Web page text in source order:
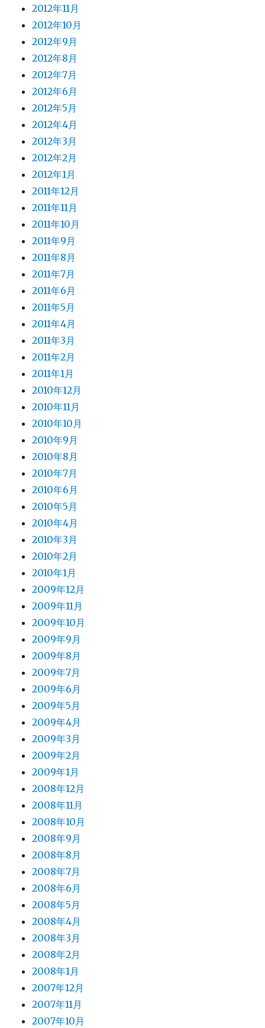
2012年11月
2012年10月
2012年9月
2012年8月
2012年7月
2012年6月
2012年5月
2012年4月
2012年3月
2012年2月
2012年1月
2011年12月
2011年11月
2011年10月
2011年9月
2011年8月
2011年7月
2011年6月
2011年5月
2011年4月
2011年3月
2011年2月
2011年1月
2010年12月
2010年11月
2010年10月
2010年9月
2010年8月
2010年7月
2010年6月
2010年5月
2010年4月
2010年3月
2010年2月
2010年1月
2009年12月
2009年11月
2009年10月
2009年9月
2009年8月
2009年7月
2009年6月
2009年5月
2009年4月
2009年3月
2009年2月
2009年1月
2008年12月
2008年11月
2008年10月
2008年9月
2008年8月
2008年7月
2008年6月
2008年5月
2008年4月
2008年3月
2008年2月
2008年1月
2007年12月
2007年11月
2007年10月